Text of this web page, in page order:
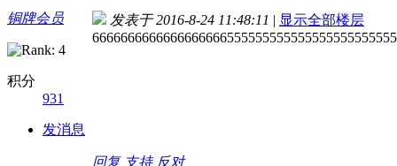
铜牌会员
积分
931
发消息
发表于 2016-8-24 11:48:11 | 显示全部楼层
回复 支持 反对